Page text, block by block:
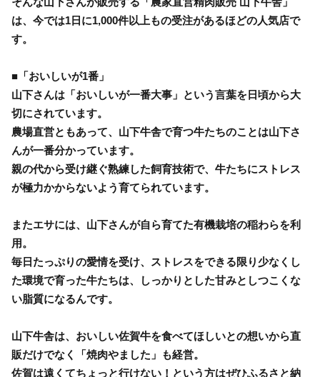
は、今では1日に1,000件以上もの受注があるほどの人気店で
す。
■「おいしいが1番」
山下さんは「おいしいが一番大事」という言葉を日頃から大
切にされています。
農場直営ともあって、山下牛舎で育つ牛たちのことは山下さ
んが一番分かっています。
親の代から受け継ぐ熟練した飼育技術で、牛たちにストレス
が極力かからないよう育てられています。
またエサには、山下さんが自ら育てた有機栽培の稲わらを利
用。
毎日たっぷりの愛情を受け、ストレスをできる限り少なくし
た環境で育った牛たちは、しっかりとした甘みとしつこくな
い脂質になるんです。
山下牛舎は、おいしい佐賀牛を食べてほしいとの想いから直
販だけでなく「焼肉やました」も経営。
佐賀は遠くてちょっと行けない！という方はぜひふるさと納